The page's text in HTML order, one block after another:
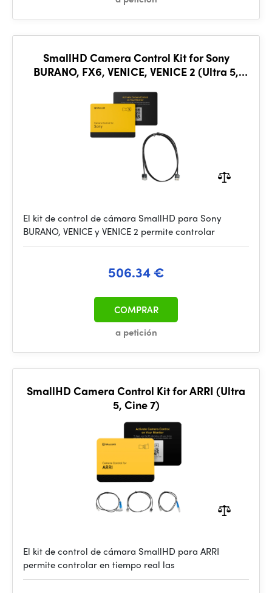
SmallHD Camera Control Kit for Sony
BURANO, FX6, VENICE, VENICE 2 (Ultra 5,
El kit de control de cámara SmallHD para Sony
BURANO, VENICE y VENICE 2 permite controlar
506.34 €
a petición
COMPRAR
SmallHD Camera Control Kit for ARRI (Ultra
5, Cine 7)
El kit de control de cámara SmallHD para ARRI
permite controlar en tiempo real las